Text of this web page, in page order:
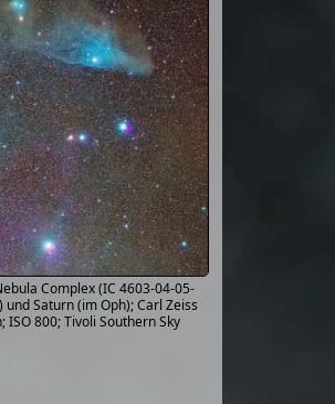
Complex (IC 4603-04-05-
und Saturn (im Oph); Carl Zeiss
ISO 800; Tivoli Southern Sky